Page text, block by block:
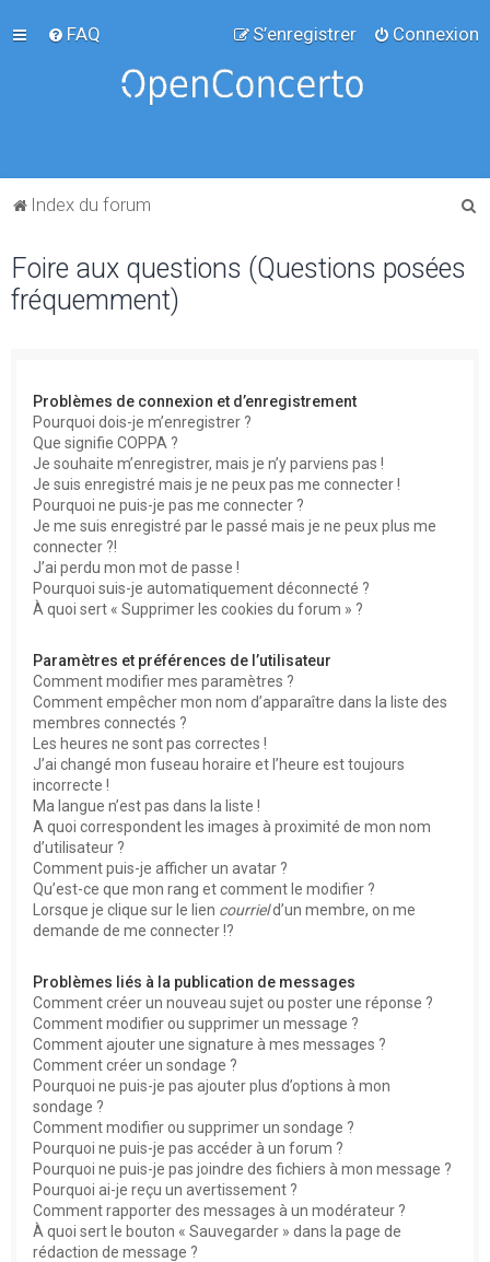
FAQ Connexion
S’enregistrer
Index du forum
Foire aux questions (Questions posées
fréquemment)
Problèmes de connexion et d’enregistrement
Pourquoi dois-je m’enregistrer ?
Que signifie COPPA ?
Je souhaite m’enregistrer, mais je n’y parviens pas !
Je suis enregistré mais je ne peux pas me connecter !
Pourquoi ne puis-je pas me connecter ?
Je me suis enregistré par le passé mais je ne peux plus me
connecter ?!
J’ai perdu mon mot de passe !
Pourquoi suis-je automatiquement déconnecté ?
À quoi sert « Supprimer les cookies du forum » ?
Paramètres et préférences de l’utilisateur
Comment modifier mes paramètres ?
Comment empêcher mon nom d’apparaître dans la liste des
membres connectés ?
Les heures ne sont pas correctes !
J’ai changé mon fuseau horaire et l’heure est toujours
incorrecte !
Ma langue n’est pas dans la liste !
A quoi correspondent les images à proximité de mon nom
d’utilisateur ?
Comment puis-je afficher un avatar ?
Qu’est-ce que mon rang et comment le modifier ?
Lorsque je clique sur le lien courrield’un membre, on me
demande de me connecter !?
Problèmes liés à la publication de messages
Comment créer un nouveau sujet ou poster une réponse ?
Comment modifier ou supprimer un message ?
Comment ajouter une signature à mes messages ?
Comment créer un sondage ?
Pourquoi ne puis-je pas ajouter plus d’options à mon
sondage ?
Comment modifier ou supprimer un sondage ?
Pourquoi ne puis-je pas accéder à un forum ?
Pourquoi ne puis-je pas joindre des fichiers à mon message ?
Pourquoi ai-je reçu un avertissement ?
Comment rapporter des messages à un modérateur ?
À quoi sert le bouton « Sauvegarder » dans la page de
rédaction de message ?